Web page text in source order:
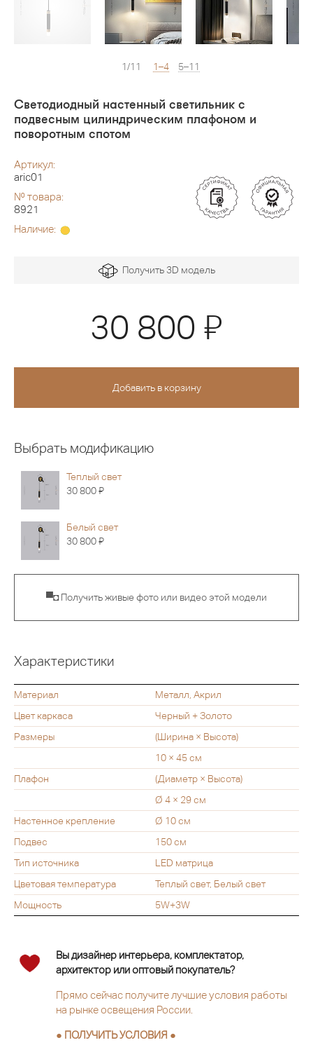
1/11 1–4 5–11
Светодиодный настенный светильник с
подвесным цилиндрическим плафоном и
поворотным спотом
Артикул:
aric01
№ товара:
8921
Наличие:
Получить 3D модель
30 800 Я
Выбрать модификацию
Теплый свет
30 800Я
Белый свет
30 800Я
▀◘ Получить живые фото или видео этой модели
Характеристики
Материал
Металл, Акрил
Цвет каркаса
Черный + Золото
Размеры
(Ширина × Высота)
10 × 45 см
Плафон
(Диаметр × Высота)
Ø 4 × 29 см
Настенное крепление
Ø 10 см
Подвес
150 см
Тип источника
LED матрица
Цветовая температура
Теплый свет, Белый свет
Мощность
5W+3W
Вы дизайнер интерьера, комплектатор,
архитектор или оптовый покупатель?
Прямо сейчас получите лучшие условия работы
на рынке освещения России.
● ПОЛУЧИТЬ УСЛОВИЯ ●